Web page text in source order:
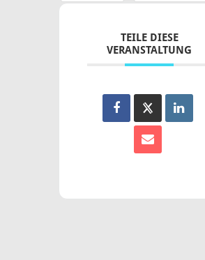
TEILE DIESE
VERANSTALTUNG